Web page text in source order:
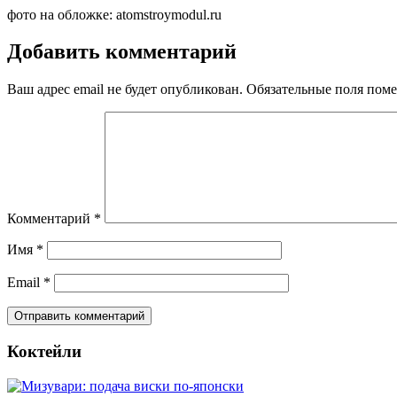
фото на обложке: atomstroymodul.ru
Добавить комментарий
Ваш адрес email не будет опубликован. Обязательные поля
Комментарий *
Имя *
Email *
Коктейли